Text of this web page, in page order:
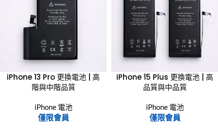
iPhone 13 Pro 更換電池 | 高
階與中階品質
iPhone 電池
僅限會員
iPhone 15 Plus 更換電池 | 高
品質與中品質
iPhone 電池
僅限會員